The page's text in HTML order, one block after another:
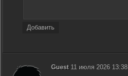
Добавить
Guest11 июля 2026 13:38